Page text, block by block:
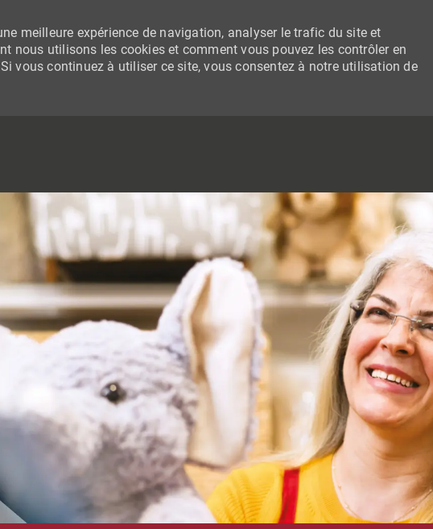
meilleure expérience de navigation, analyser le trafic du site et
nous utilisons les cookies et comment vous pouvez les contrôler en
vous continuez à utiliser ce site, vous consentez à notre utilisation de